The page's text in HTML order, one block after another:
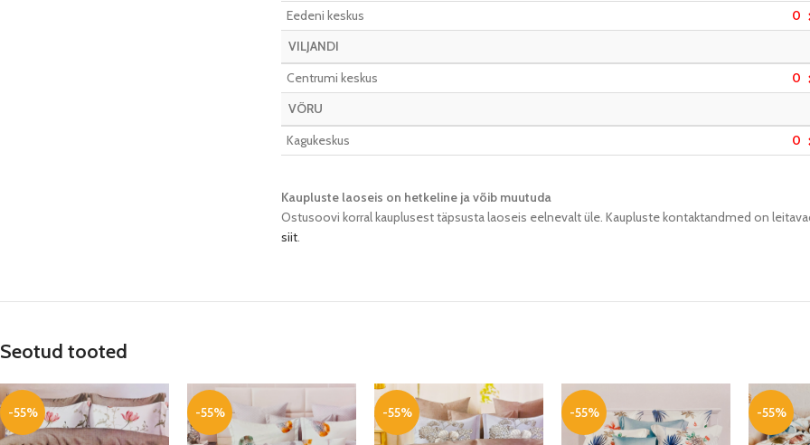
Eedeni keskus 0
VILJANDI
Centrumi keskus
0
VÕRU
Kagukeskus
0
Kaupluste laoseis on hetkeline ja võib muutuda​
Ostusoovi korral kauplusest täpsusta laoseis eelnevalt üle. Kaupluste kontaktandmed on
siit.
Seotud tooted
-55% -55% -55% -55% -55%